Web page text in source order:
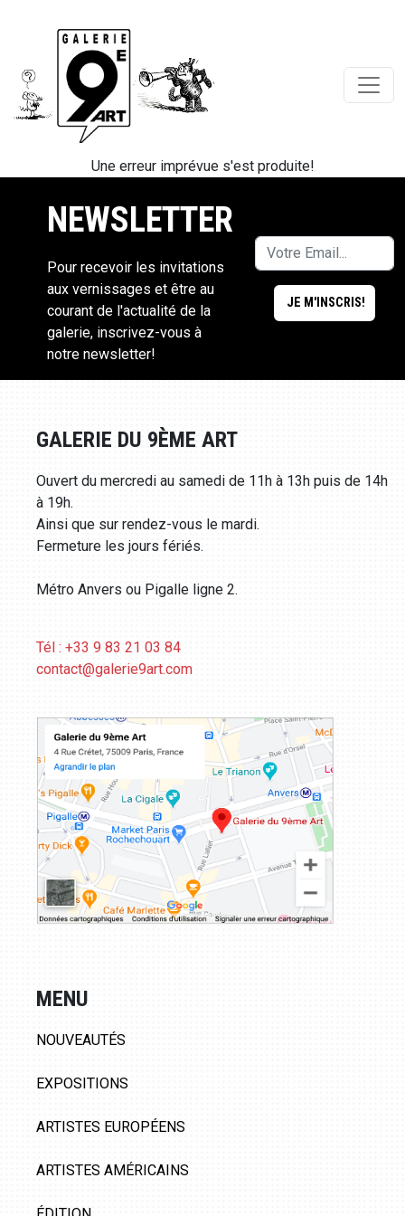
Une erreur imprévue s'est produite!
NEWSLETTER
Pour recevoir les invitations
aux vernissages et être au
courant de l'actualité de la
galerie, inscrivez-vous à
notre newsletter!
GALERIE DU 9ÈME ART
Ouvert du mercredi au samedi de 11h à 13h puis de 14h
à 19h.
Ainsi que sur rendez-vous le mardi.
Fermeture les jours fériés.
Métro Anvers ou Pigalle ligne 2.
Tél : +33 9 83 21 03 84
contact@galerie9art.com
MENU
NOUVEAUTÉS
EXPOSITIONS
ARTISTES EUROPÉENS
ARTISTES AMÉRICAINS